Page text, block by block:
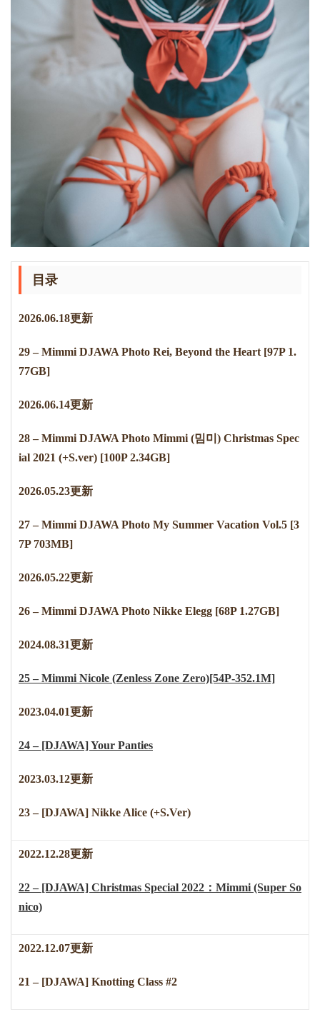
目录
2026.06.18更新
29 – Mimmi DJAWA Photo Rei, Beyond the Heart [97P 1.
77GB]
2026.06.14更新
28 – Mimmi DJAWA Photo Mimmi (밈미) Christmas Spec
ial 2021 (+S.ver) [100P 2.34GB]
2026.05.23更新
27 – Mimmi DJAWA Photo My Summer Vacation Vol.5 [3
7P 703MB]
2026.05.22更新
26 – Mimmi DJAWA Photo Nikke Elegg [68P 1.27GB]
2024.08.31更新
25 – Mimmi Nicole (Zenless Zone Zero)[54P-352.1M]
2023.04.01更新
24 – [DJAWA] Your Panties
2023.03.12更新
23 – [DJAWA] Nikke Alice (+S.Ver)
2022.12.28更新
22 – [DJAWA] Christmas Special 2022：Mimmi (Super So
nico)
2022.12.07更新
21 – [DJAWA] Knotting Class #2